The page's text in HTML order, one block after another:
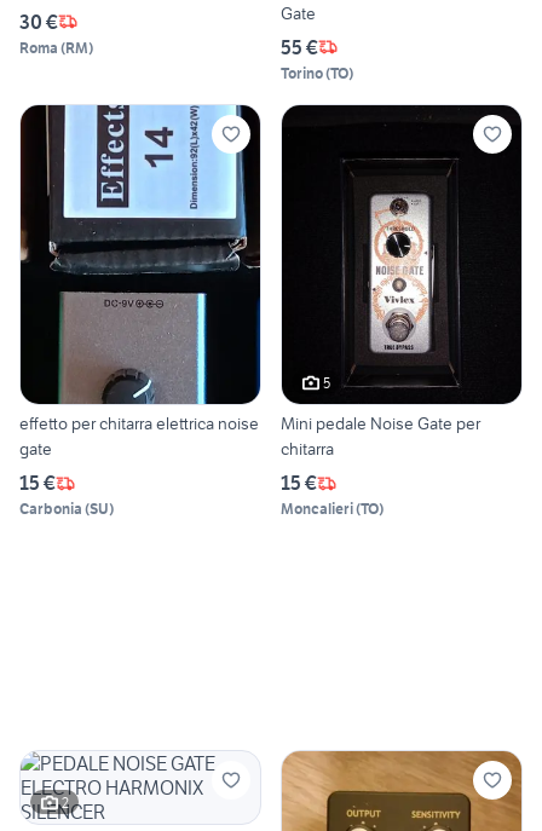
30 €
Roma (RM)
Gate
55 €
Torino(TO)
effetto per chitarra elettrica noise
gate
15 €
Carbonia (SU)
5
Mini pedale Noise Gate per
chitarra
15 €
Moncalieri(TO)
2